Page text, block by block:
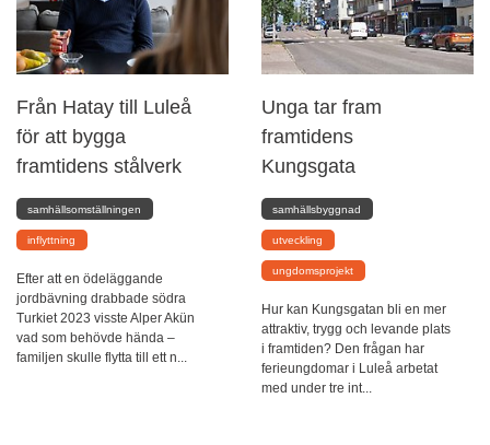
Från Hatay till Luleå
för att bygga
framtidens stålverk
samhällsomställningen
inflyttning
Efter att en ödeläggande
jordbävning drabbade södra
Turkiet 2023 visste Alper Akün
vad som behövde hända –
familjen skulle flytta till ett n...
Unga tar fram
framtidens
Kungsgata
samhällsbyggnad
utveckling
ungdomsprojekt
Hur kan Kungsgatan bli en mer
attraktiv, trygg och levande plats
i framtiden? Den frågan har
ferieungdomar i Luleå arbetat
med under tre int...